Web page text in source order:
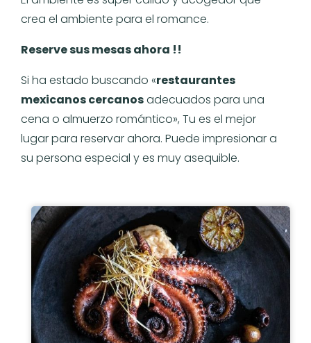
crea el ambiente para el romance.
Reserve sus mesas ahora !!
Si ha estado buscando «restaurantes
mexicanos cercanosadecuados para una
cena o almuerzo romántico», Tu es el mejor
lugar para reservar ahora. Puede impresionar a
su persona especial y es muy asequible.